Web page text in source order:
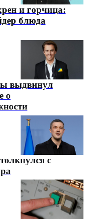
и горчица:
блюда
выдвинул
о
с